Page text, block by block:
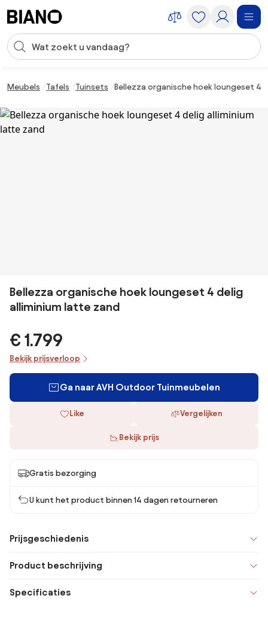
Zoekopdracht invoeren
Meubels Tafels Tuinsets Bellezza organische hoek loungeset 4
Bellezza organische hoek loungeset 4 delig
alliminium latte zand
€ 1.799
Bekijk prijsverloop
Ga naar AVH Outdoor Tuinmeubelen
Like Vergelijken
Bekijk prijs
Gratis bezorging
U kunt het product binnen 14 dagen retourneren
Prijsgeschiedenis
Product beschrijving
Specificaties